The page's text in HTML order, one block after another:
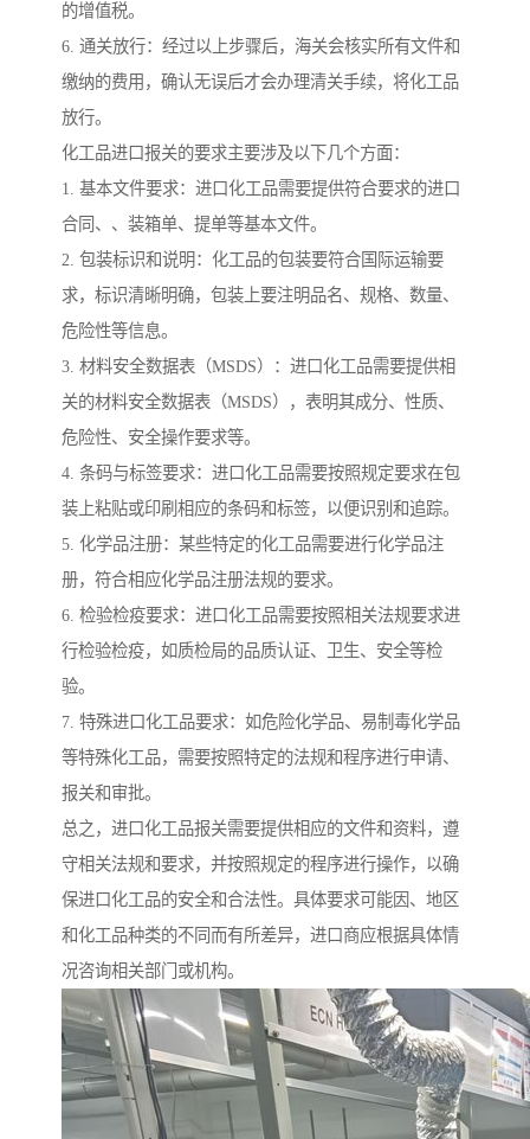
的增值税。
6. 通关放行：经过以上步骤后，海关会核实所有文件和
缴纳的费用，确认无误后才会办理清关手续，将化工品
放行。
化工品进口报关的要求主要涉及以下几个方面：
1. 基本文件要求：进口化工品需要提供符合要求的进口
合同、、装箱单、提单等基本文件。
2. 包装标识和说明：化工品的包装要符合国际运输要
求，标识清晰明确，包装上要注明品名、规格、数量、
危险性等信息。
3. 材料安全数据表（MSDS）：进口化工品需要提供相
关的材料安全数据表（MSDS），表明其成分、性质、
危险性、安全操作要求等。
4. 条码与标签要求：进口化工品需要按照规定要求在包
装上粘贴或印刷相应的条码和标签，以便识别和追踪。
5. 化学品注册：某些特定的化工品需要进行化学品注
册，符合相应化学品注册法规的要求。
6. 检验检疫要求：进口化工品需要按照相关法规要求进
行检验检疫，如质检局的品质认证、卫生、安全等检
验。
7. 特殊进口化工品要求：如危险化学品、易制毒化学品
等特殊化工品，需要按照特定的法规和程序进行申请、
报关和审批。
总之，进口化工品报关需要提供相应的文件和资料，遵
守相关法规和要求，并按照规定的程序进行操作，以确
保进口化工品的安全和合法性。具体要求可能因、地区
和化工品种类的不同而有所差异，进口商应根据具体情
况咨询相关部门或机构。